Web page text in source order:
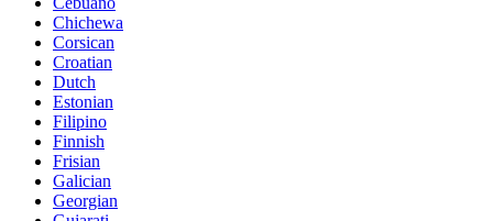
Chichewa
Corsican
Croatian
Dutch
Estonian
Filipino
Finnish
Frisian
Galician
Georgian